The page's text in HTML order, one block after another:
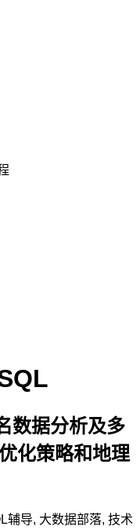
数据分析及多
化策略和地理
辅导, 大数据部落, 技术